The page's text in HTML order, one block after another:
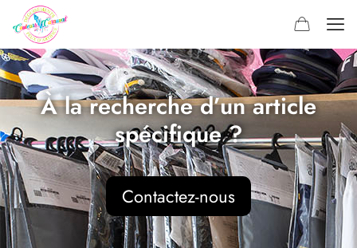
À la recherche d’un article
spécifique ?
Contactez-nous